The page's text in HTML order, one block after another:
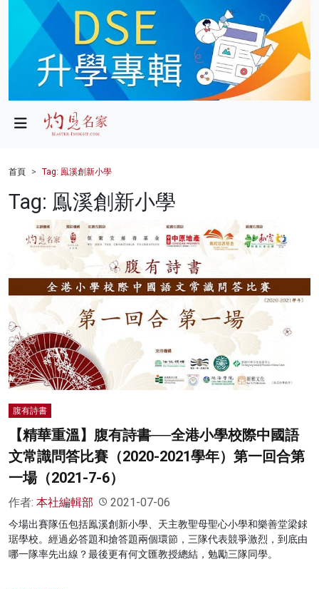
政局
財經
健康
商業
科技
名家榜
灼見活動
首頁 Tag: 鳯溪創新小學
Tag: 鳯溪創新小學
腹有詩書
【精華重溫】腹有詩書──全港小學校際中國語
文常識問答比賽（2020-2021學年）第一回合第
一場（2021-7-6）
作者: 本社編輯部 2021-07-06
今場出賽隊伍包括鳯溪創新小學、天主教聖母聖心小學和樂善堂梁銶
琚學校。經過必答題和搶答題兩個環節，三隊代表競爭激烈，到底由
哪一隊率先出線？最後更有何文匯教授總結，勉勵三隊同學。